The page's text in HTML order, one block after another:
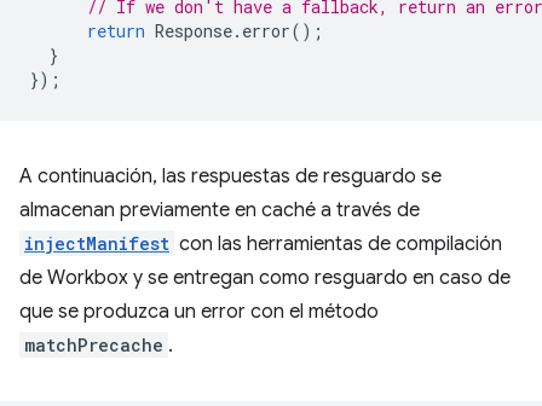
// If we don't have a fallback, return an error
return Response. error();
}
});
A continuación, las respuestas de resguardo se
almacenan previamente en caché a través de
injectManifest con las herramientas de compilación
de Workbox y se entregan como resguardo en caso de
que se produzca un error con el método
matchPrecache .